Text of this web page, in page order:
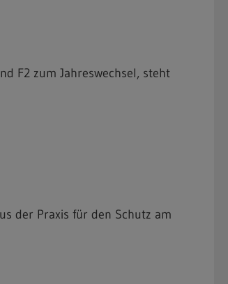
F2 zum Jahreswechsel, steht
der Praxis für den Schutz am